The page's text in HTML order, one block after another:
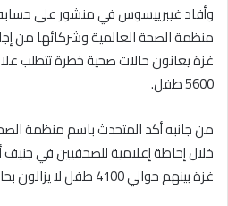
وأفاد غيبرييسوس في منشور على
غزة يعانون حالات صحية خطرة تتطلب
5600 طفل.
من جانبه أكد المتحدث باسم منظمة
غزة بينهم حوالي 4100 طفل لا يزالون بحاجة إلى الإجلاء الطبي.